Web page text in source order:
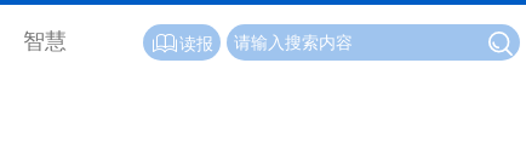
智慧 读报